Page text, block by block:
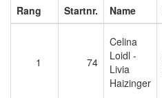
Rang Startnr. Name
1 74
Celina
Loidl -
Livia
Haizinger